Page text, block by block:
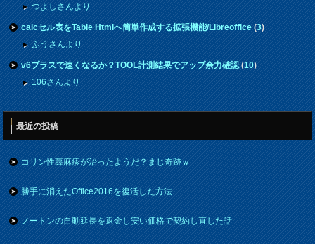
つよしさんより
calcセル表をTable Htmlへ簡単作成する拡張機能/Libreoffice(3)
ふうさんより
v6プラスで速くなるか？TOOL計測結果でアップ余力確認(10)
106さんより
最近の投稿
コリン性蕁麻疹が治ったようだ？まじ奇跡ｗ
勝手に消えたOffice2016を復活した方法
ノートンの自動延長を返金し安い価格で契約し直した話